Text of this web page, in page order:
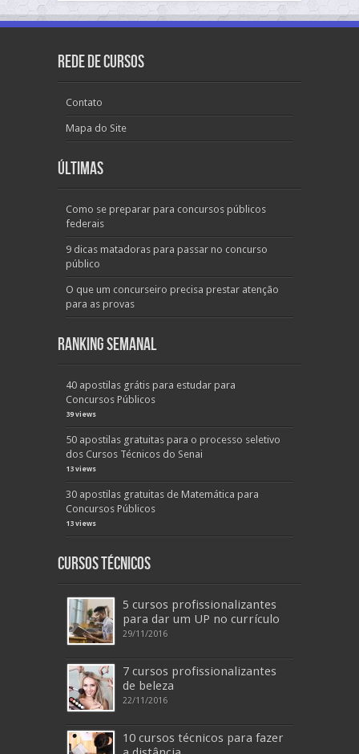
Rede de Cursos
Contato
Mapa do Site
Últimas
Como se preparar para concursos públicos
federais
9 dicas matadoras para passar no concurso
público
O que um concurseiro precisa prestar atenção
para as provas
Ranking Semanal
40 apostilas grátis para estudar para
Concursos Públicos
39 views
50 apostilas gratuitas para o processo seletivo
dos Cursos Técnicos do Senai
13 views
30 apostilas gratuitas de Matemática para
Concursos Públicos
13 views
Cursos Técnicos
5 cursos profissionalizantes
para dar um UP no currículo
29/11/2016
7 cursos profissionalizantes
de beleza
22/11/2016
10 cursos técnicos para fazer